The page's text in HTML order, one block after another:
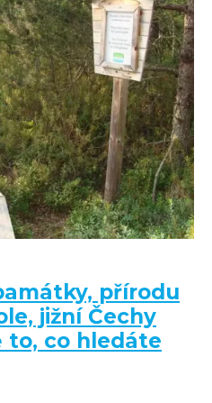
přírodu
jižní Čechy
to, co hledáte